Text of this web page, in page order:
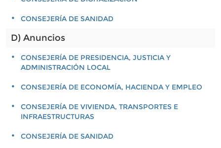
CONSEJERÍA DE SANIDAD
D) Anuncios
CONSEJERÍA DE PRESIDENCIA, JUSTICIA Y
ADMINISTRACIÓN LOCAL
CONSEJERÍA DE ECONOMÍA, HACIENDA Y EMPLEO
CONSEJERÍA DE VIVIENDA, TRANSPORTES E
INFRAESTRUCTURAS
CONSEJERÍA DE SANIDAD